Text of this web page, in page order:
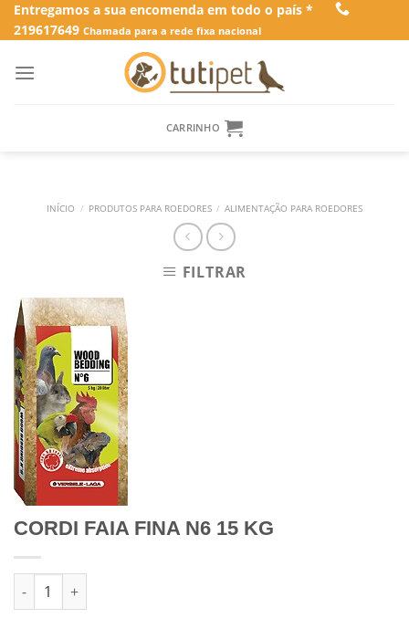
SkipEntregamos a sua encomenda em todo o país *
219617649 Chamada para a rede fixa nacional
CARRINHO
INÍCIO / PRODUTOS PARA ROEDORES / ALIMENTAÇÃO PARA ROEDORES
FILTRAR
CORDI FAIA FINA N6 15 KG
Quantidade de CORDI FAIA FINA N6 15 KG